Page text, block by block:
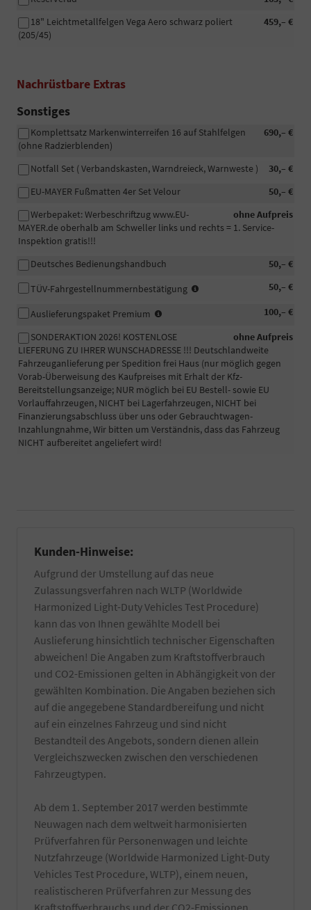
459,– €
18" Leichtmetallfelgen Vega Aero schwarz poliert
(205/45)
Nachrüstbare Extras
Sonstiges
690,– €
Komplettsatz Markenwinterreifen 16 auf Stahlfelgen
(ohne Radzierblenden)
30,– €
Notfall Set ( Verbandskasten, Warndreieck, Warnweste )
50,– €
EU-MAYER Fußmatten 4er Set Velour
ohne Aufpreis
Werbepaket: Werbeschriftzug www.EU-
MAYER.de oberhalb am Schweller links und rechts = 1. Service-
Inspektion gratis!!!
50,– €
Deutsches Bedienungshandbuch
50,– €
TÜV-Fahrgestellnummernbestätigung
beglaubigte
Bestätigung
der
Fahrgestellnummer
Ihres
PKW
für
am
besten
bei
Ihrer
örtlichen
Zulassungsbehörde.
Die
Bestätigung
wird
durch
einen
TÜV-
Angestellten
durchgeführt.
100,– €
Auslieferungspaket Premium
Premium:
Das
Fahrzeug
wird
professionell
in
unserem
eigenen
und
Kleberückstände
entfernt.
einer
Innenreinigung
und
Entfernung
von
z.T.
schwer
entfernbaren
produktionsseitigen
Rückständen.
Es
hochwertige
Reiniger
verwendet
und
natürlich
nur
von
Hand
gewaschen.
ohne Aufpreis
SONDERAKTION 2026! KOSTENLOSE
LIEFERUNG ZU IHRER WUNSCHADRESSE !!! Deutschlandweite
Fahrzeuganlieferung per Spedition frei Haus (nur möglich gegen
Vorab-Überweisung des Kaufpreises mit Erhalt der Kfz-
Bereitstellungsanzeige; NUR möglich bei EU Bestell- sowie EU
Vorlauffahrzeugen, NICHT bei Lagerfahrzeugen, NICHT bei
Finanzierungsabschluss über uns oder Gebrauchtwagen-
Inzahlungnahme, Wir bitten um Verständnis, dass das Fahrzeug
NICHT aufbereitet angeliefert wird!
Kunden-Hinweise:
Aufgrund der Umstellung auf das neue
Zulassungsverfahren nach WLTP (Worldwide
Harmonized Light-Duty Vehicles Test Procedure)
kann das von Ihnen gewählte Modell bei
Auslieferung hinsichtlich technischer Eigenschaften
abweichen! Die Angaben zum Kraftstoffverbrauch
und CO2-Emissionen gelten in Abhängigkeit von der
gewählten Kombination. Die Angaben beziehen sich
auf die angegebene Standardbereifung und nicht
auf ein einzelnes Fahrzeug und sind nicht
Bestandteil des Angebots, sondern dienen allein
Vergleichszwecken zwischen den verschiedenen
Fahrzeugtypen.
Ab dem 1. September 2017 werden bestimmte
Neuwagen nach dem weltweit harmonisierten
Prüfverfahren für Personenwagen und leichte
Nutzfahrzeuge (Worldwide Harmonized Light-Duty
Vehicles Test Procedure, WLTP), einem neuen,
realistischeren Prüfverfahren zur Messung des